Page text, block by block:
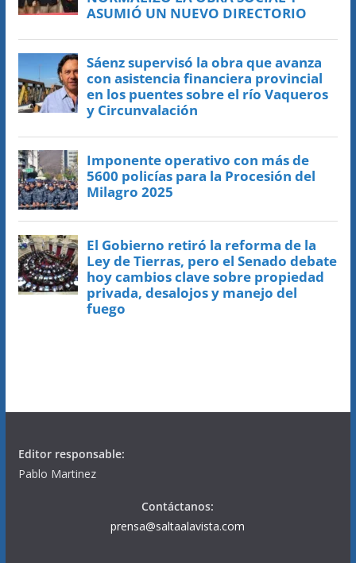
Editor responsable:
Pablo Martinez
Contáctanos:
prensa@saltaalavista.com